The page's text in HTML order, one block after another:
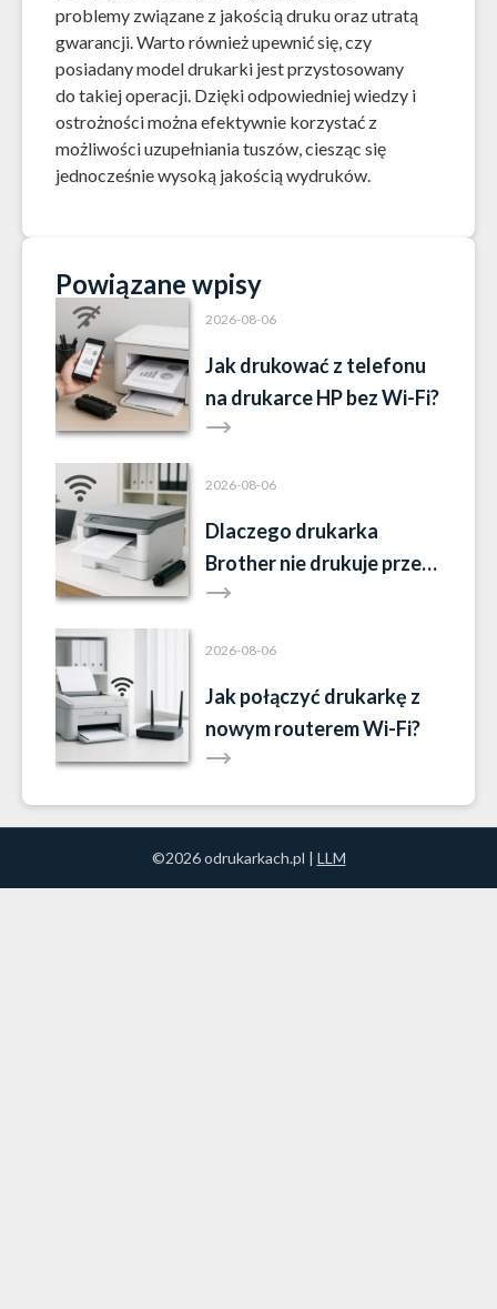
problemy związane z jakością druku oraz utratą
gwarancji. Warto również upewnić się, czy
posiadany model drukarki jest przystosowany
do takiej operacji. Dzięki odpowiedniej wiedzy i
ostrożności można efektywnie korzystać z
możliwości uzupełniania tuszów, ciesząc się
jednocześnie wysoką jakością wydruków.
Powiązane wpisy
2026-08-06
Jak drukować z telefonu
na drukarce HP bez Wi-Fi?
2026-08-06
Dlaczego drukarka
Brother nie drukuje przez
WiFi?
2026-08-06
Jak połączyć drukarkę z
nowym routerem Wi-Fi?
©2026 odrukarkach.pl | LLM